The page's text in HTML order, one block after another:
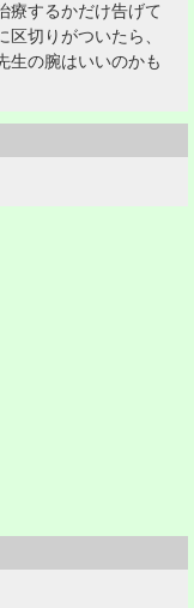
療するかだけ告げて
切りがついたら、
生の腕はいいのかも